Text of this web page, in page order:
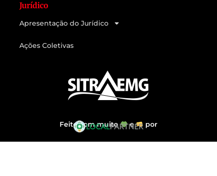
Jurídico
Apresentação do Jurídico
Ações Coletivas
Feito com muito e por